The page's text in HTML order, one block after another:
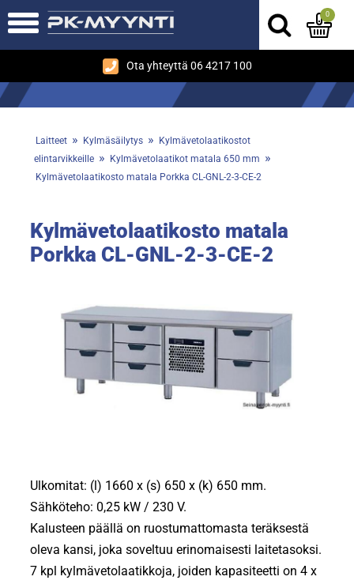
Ota yhteyttä 06 4217 100
0
Laitteet » Kylmäsäilytys »
Kylmävetolaatikostot
elintarvikkeille » Kylmävetolaatikot matala 650 mm »
Kylmävetolaatikosto matala Porkka CL-GNL-2-3-CE-2
Kylmävetolaatikosto matala
Porkka CL-GNL-2-3-CE-2
Ulkomitat: (l) 1660 x (s) 650 x (k) 650 mm.
Sähköteho: 0,25 kW / 230 V.
Kalusteen päällä on ruostumattomasta teräksestä
oleva kansi, joka soveltuu erinomaisesti laitetasoksi.
7 kpl kylmävetolaatikkoja, joiden kapasiteetti on 4 x